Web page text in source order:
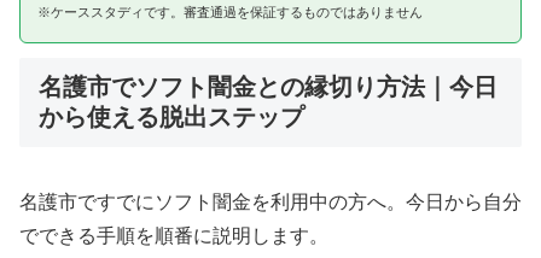
※ケーススタディです。審査通過を保証するものではありません
名護市でソフト闇金との縁切り方法｜今日
から使える脱出ステップ
名護市ですでにソフト闇金を利用中の方へ。今日から自分
でできる手順を順番に説明します。